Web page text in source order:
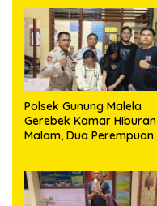
Polsek Gunung Malela
Gerebek Kamar Hiburan
Malam, Dua Perempuan